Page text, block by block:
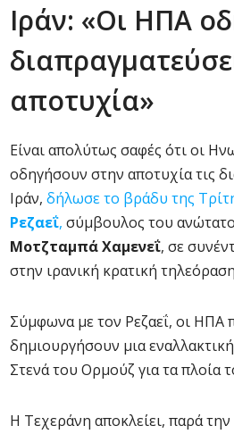
Ιράν: «Οι ΗΠΑ
αποτυχία»
Είναι απολύτως σαφές ότι οι
οδηγήσουν στην αποτυχία τις
Ιράν, δήλωσε το βράδυ της
Ρεζαεΐ, σύμβουλος του
Μοτζταμπά Χαμενεΐ, σε
στην ιρανική κρατική
Σύμφωνα με τον Ρεζαεΐ, οι ΗΠΑ
δημιουργήσουν μια
Στενά του Ορμούζ για τα πλοία
Η Τεχεράνη αποκλείει, παρά την